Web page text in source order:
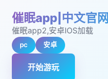
催眠app|中文官网
催眠app2,安卓IOS加载
pc 安卓
开始游玩